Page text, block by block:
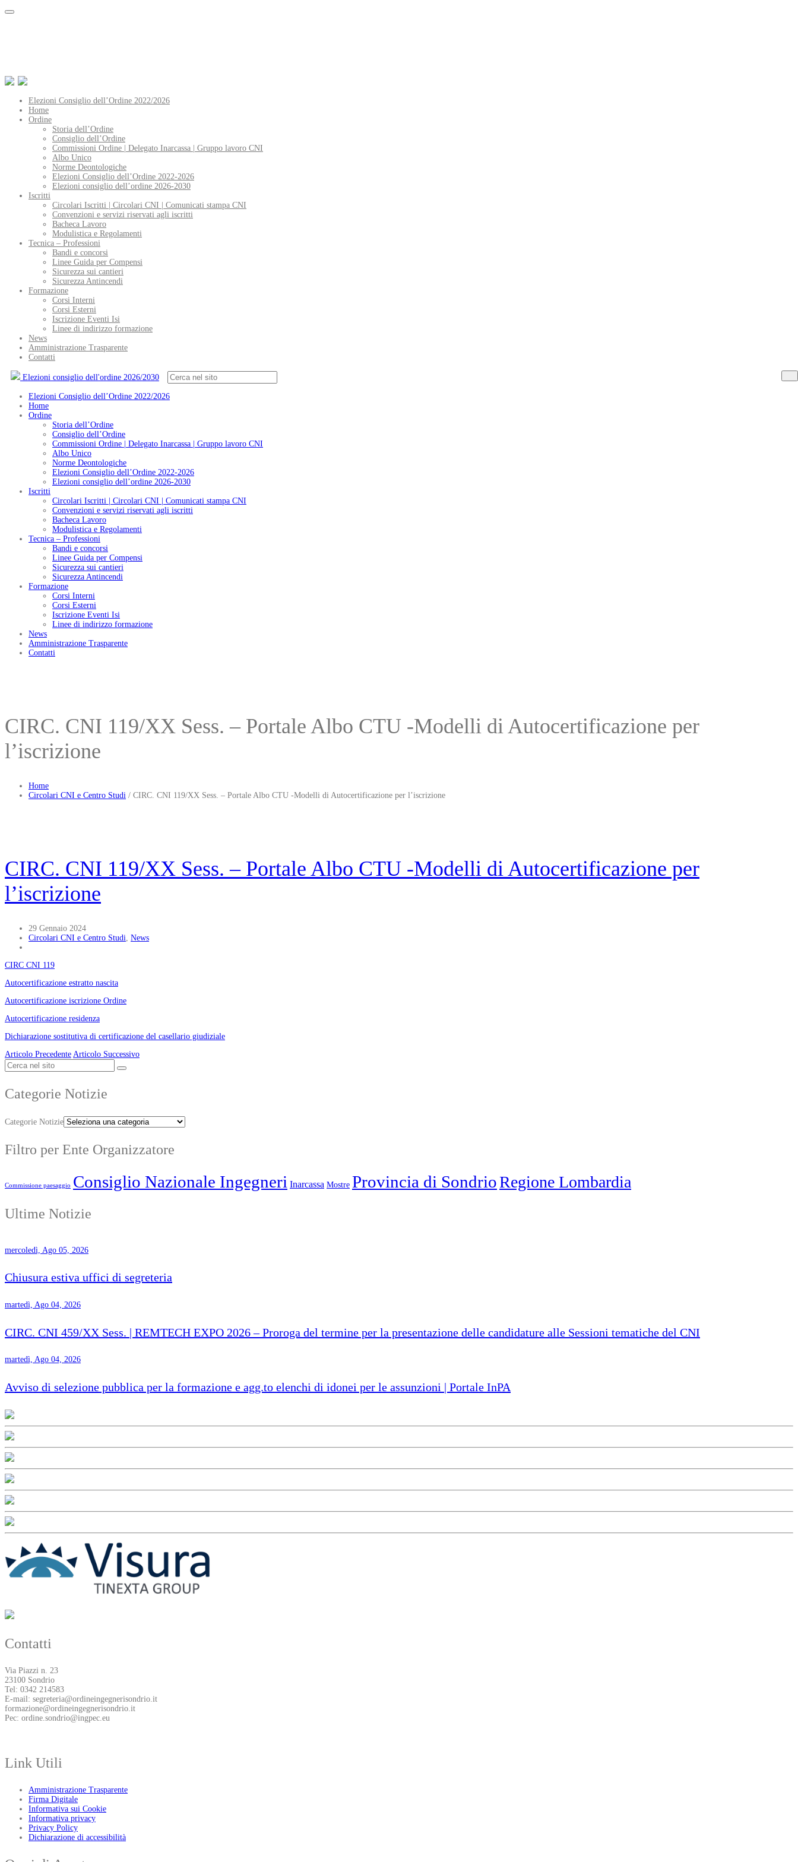
Elezioni Consiglio dell’Ordine 2022/2026
Home
Ordine
Storia dell’Ordine
Consiglio dell’Ordine
Commissioni Ordine | Delegato Inarcassa | Gruppo lavoro CNI
Albo Unico
Norme Deontologiche
Elezioni Consiglio dell’Ordine 2022-2026
Elezioni consiglio dell’ordine 2026-2030
Iscritti
Circolari Iscritti | Circolari CNI | Comunicati stampa CNI
Convenzioni e servizi riservati agli iscritti
Bacheca Lavoro
Modulistica e Regolamenti
Tecnica – Professioni
Bandi e concorsi
Linee Guida per Compensi
Sicurezza sui cantieri
Sicurezza Antincendi
Formazione
Corsi Interni
Corsi Esterni
Iscrizione Eventi Isi
Linee di indirizzo formazione
News
Amministrazione Trasparente
Contatti
Elezioni consiglio dell'ordine 2026/2030
Elezioni Consiglio dell’Ordine 2022/2026
Home
Ordine
Storia dell’Ordine
Consiglio dell’Ordine
Commissioni Ordine | Delegato Inarcassa | Gruppo lavoro CNI
Albo Unico
Norme Deontologiche
Elezioni Consiglio dell’Ordine 2022-2026
Elezioni consiglio dell’ordine 2026-2030
Iscritti
Circolari Iscritti | Circolari CNI | Comunicati stampa CNI
Convenzioni e servizi riservati agli iscritti
Bacheca Lavoro
Modulistica e Regolamenti
Tecnica – Professioni
Bandi e concorsi
Linee Guida per Compensi
Sicurezza sui cantieri
Sicurezza Antincendi
Formazione
Corsi Interni
Corsi Esterni
Iscrizione Eventi Isi
Linee di indirizzo formazione
News
Amministrazione Trasparente
Contatti
CIRC. CNI 119/XX Sess. – Portale Albo CTU -Modelli di Autocertificazione per
l’iscrizione
Home
Circolari CNI e Centro Studi / CIRC. CNI 119/XX Sess. – Portale Albo CTU -Modelli di Autocertificazione per l’iscrizione
CIRC. CNI 119/XX Sess. – Portale Albo CTU -Modelli di Autocertificazione per
l’iscrizione
29 Gennaio 2024
Circolari CNI e Centro Studi News
CIRC CNI 119
Autocertificazione estratto nascita
Autocertificazione iscrizione Ordine
Autocertificazione residenza
Dichiarazione sostitutiva di certificazione del casellario giudiziale
Articolo Precedente Articolo Successivo
Categorie Notizie
Categorie Notizie
Filtro per Ente Organizzatore
Commissione paesaggio Consiglio Nazionale Ingegneri Inarcassa Mostre Provincia di SondrioRegione Lombardia
Ultime Notizie
mercoledì, Ago 05, 2026
Chiusura estiva uffici di segreteria
martedì, Ago 04, 2026
CIRC. CNI 459/XX Sess. | REMTECH EXPO 2026 – Proroga del termine per la presentazione delle candidature alle Sessioni tematiche del CNI
martedì, Ago 04, 2026
Avviso di selezione pubblica per la formazione e agg.to elenchi di idonei per le assunzioni | Portale InPA
Contatti
Via Piazzi n. 23
23100 Sondrio
Tel: 0342 214583
E-mail: segreteria@ordineingegnerisondrio.it
formazione@ordineingegnerisondrio.it
Pec: ordine.sondrio@ingpec.eu
Link Utili
Amministrazione Trasparente
Firma Digitale
Informativa sui Cookie
Informativa privacy
Privacy Policy
Dichiarazione di accessibilità